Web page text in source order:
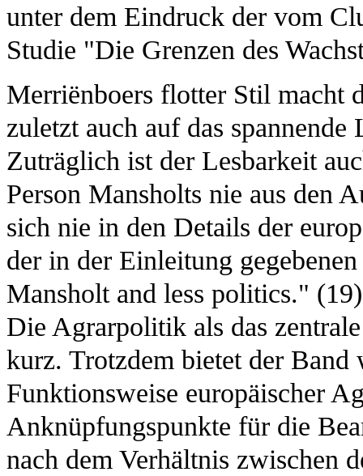
unter dem Eindruck der vom
Studie "Die Grenzen des
Merriënboers flotter Stil macht
zuletzt auch auf das
Zuträglich ist der Lesbarkeit
Person Mansholts nie aus den
sich nie in den Details der
der in der Einleitung
Mansholt and less politics."
Die Agrarpolitik als das
kurz. Trotzdem bietet der
Funktionsweise europäischer
Anknüpfungspunkte für die
nach dem Verhältnis zwischen